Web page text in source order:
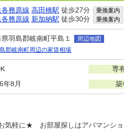
務原線 高田橋駅 徒歩27分 乗換案内
務原線 新加納駅 徒歩30分 乗換案内
羽島郡岐南町平島１
周辺地図
郡岐南町周辺の家賃相場
専
年8月 築
気軽に★ お部屋探しはアパマンシ